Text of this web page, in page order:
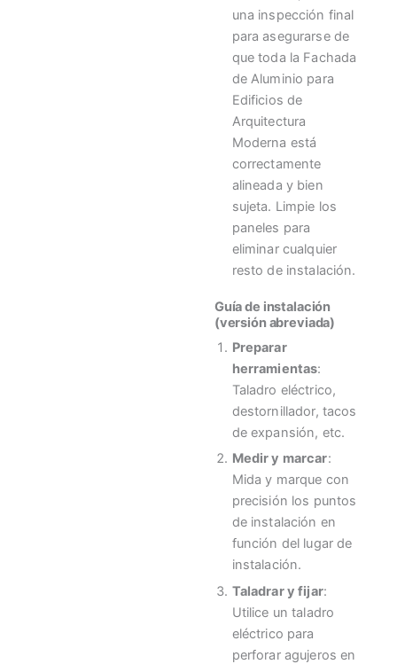
una inspección final
para asegurarse de
que toda la Fachada
de Aluminio para
Edificios de
Arquitectura
Moderna está
correctamente
alineada y bien
sujeta. Limpie los
paneles para
eliminar cualquier
resto de instalación.
Guía de instalación
(versión abreviada)
Preparar
herramientas:
Taladro eléctrico,
destornillador, tacos
de expansión, etc.
Medir y marcar:
Mida y marque con
precisión los puntos
de instalación en
función del lugar de
instalación.
Taladrar y fijar:
Utilice un taladro
eléctrico para
perforar agujeros en